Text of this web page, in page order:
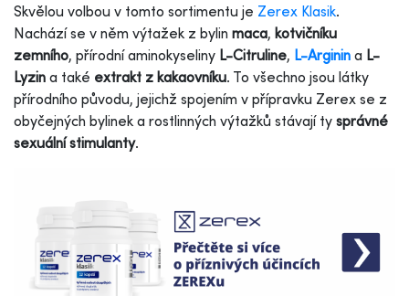
Skvělou volbou v tomto sortimentu je Zerex Klasik.
Nachází se v něm výtažek z bylin maca, kotvičníku
zemního, přírodní aminokyseliny L-Citruline, L-Arginin a L-
Lyzin a také extrakt z kakaovníku. To všechno jsou látky
přírodního původu, jejichž spojením v přípravku Zerex se z
obyčejných bylinek a rostlinných výtažků stávají ty správné
sexuální stimulanty.